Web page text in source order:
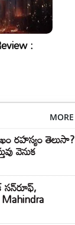
:
MORE
రహస్యం తెలుసా?
వెనుక